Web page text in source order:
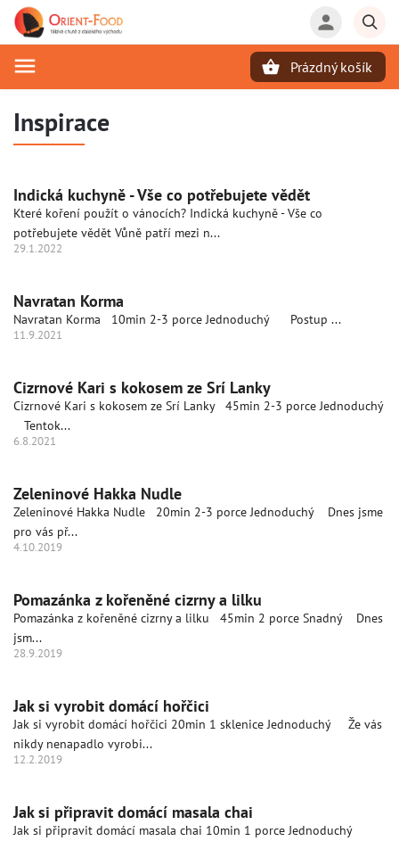
Prázdný košík
Inspirace
Indická kuchyně - Vše co potřebujete vědět
29.1.2022
Které koření použít o vánocích? Indická kuchyně - Vše co
potřebujete vědět Vůně patří mezi n...
Navratan Korma
11.9.2021
Navratan Korma 10min 2-3 porce Jednoduchý Postup ...
Cizrnové Kari s kokosem ze Srí Lanky
6.8.2021
Cizrnové Kari s kokosem ze Srí Lanky 45min 2-3 porce Jednoduchý
Tentok...
Zeleninové Hakka Nudle
4.10.2019
Zeleninové Hakka Nudle 20min 2-3 porce Jednoduchý Dnes jsme
pro vás př...
Pomazánka z kořeněné cizrny a lilku
28.9.2019
Pomazánka z kořeněné cizrny a lilku 45min 2 porce Snadný Dnes
jsm...
Jak si vyrobit domácí hořčici
12.2.2019
Jak si vyrobit domácí hořčici 20min 1 sklenice Jednoduchý Že vás
nikdy nenapadlo vyrobi...
Jak si připravit domácí masala chai
Jak si připravit domácí masala chai 10min 1 porce Jednoduchý